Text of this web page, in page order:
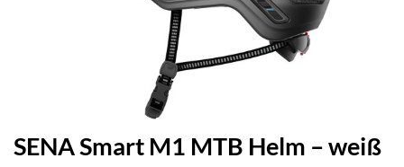
SENA Smart M1 MTB Helm – weiß